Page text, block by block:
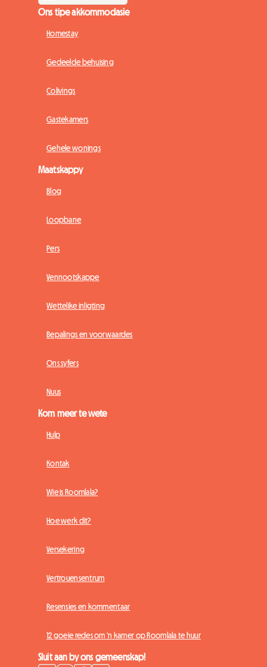
Ons tipe akkommodasie
Homestay
Gedeelde behuising
Colivings
Gastekamers
Gehele wonings
Maatskappy
Blog
Loopbane
Pers
Vennootskappe
Wettelike inligting
Bepalings en voorwaardes
Ons syfers
Nuus
Kom meer te wete
Hulp
Kontak
Wie is Roomlala?
Hoe werk dit?
Versekering
Vertrouensentrum
Resensies en kommentaar
12 goeie redes om 'n kamer op Roomlala te huur
Sluit aan by ons gemeenskap!